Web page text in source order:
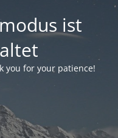
ist
you for your patience!